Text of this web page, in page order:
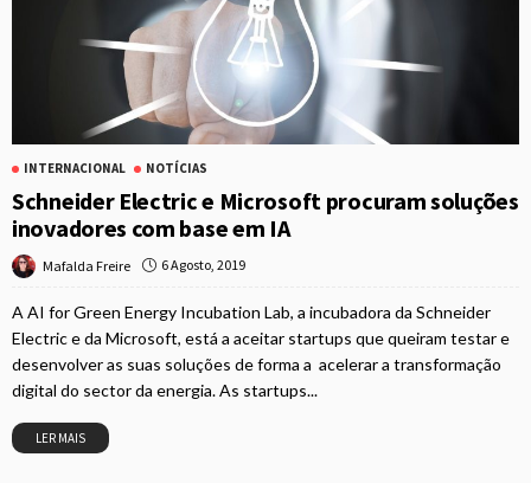
INTERNACIONAL NOTÍCIAS
Schneider Electric e Microsoft procuram soluções
inovadores com base em IA
Mafalda Freire 6 Agosto, 2019
A AI for Green Energy Incubation Lab, a incubadora da Schneider
Electric e da Microsoft, está a aceitar startups que queiram testar e
desenvolver as suas soluções de forma a acelerar a transformação
digital do sector da energia. As startups...
LER MAIS